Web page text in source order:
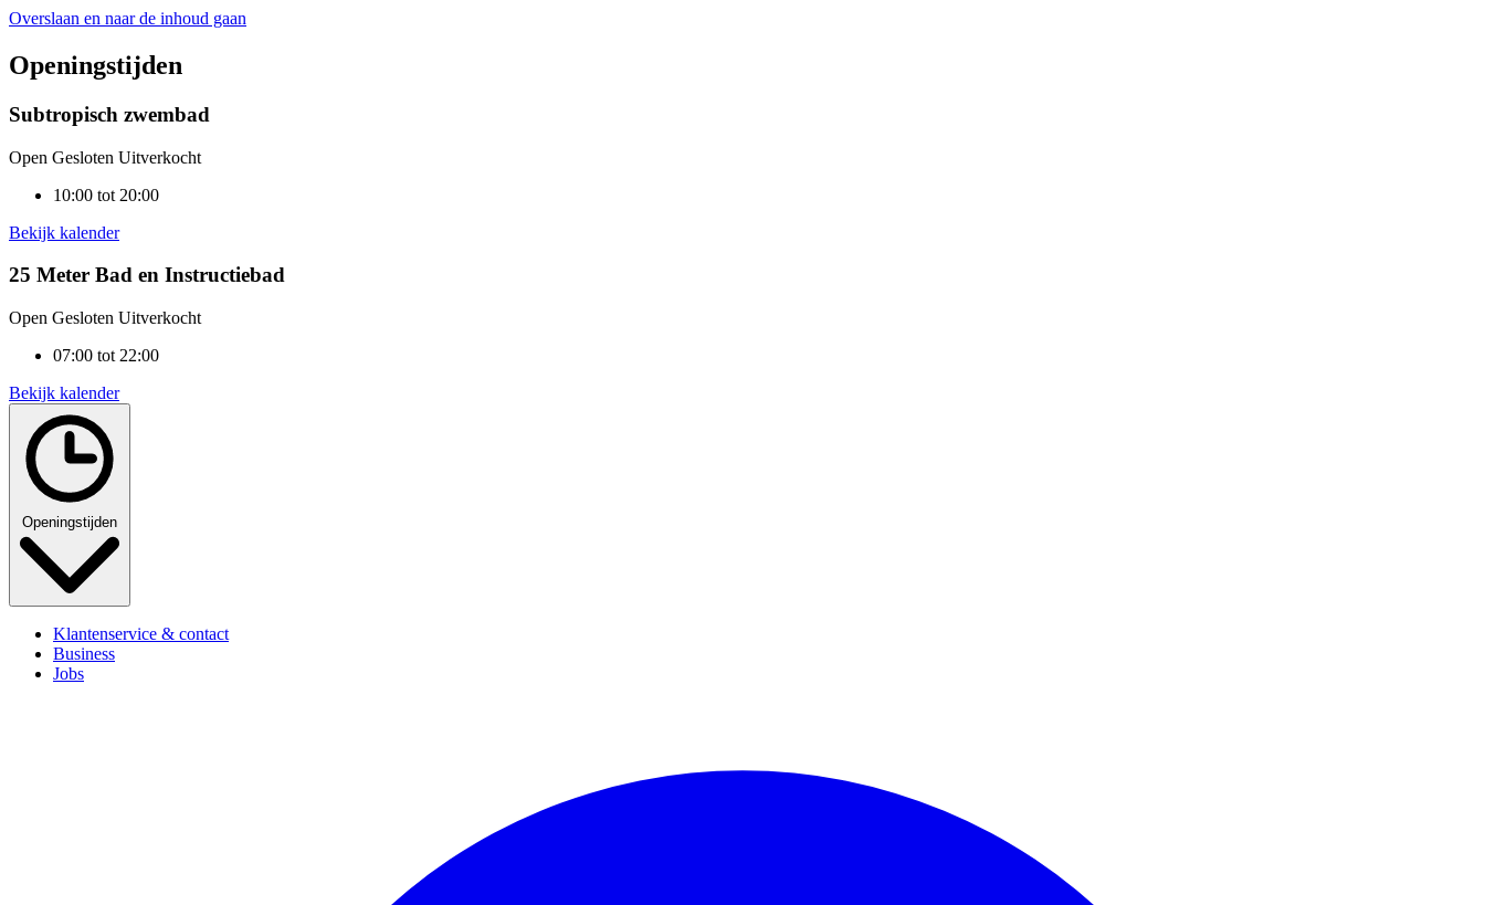
Overslaan en naar de inhoud gaan
Openingstijden
Subtropisch zwembad
Open Gesloten Uitverkocht
10:00 tot 20:00
Bekijk kalender
25 Meter Bad en Instructiebad
Open Gesloten Uitverkocht
07:00 tot 22:00
Bekijk kalender
Openingstijden
Klantenservice & contact
Business
Jobs